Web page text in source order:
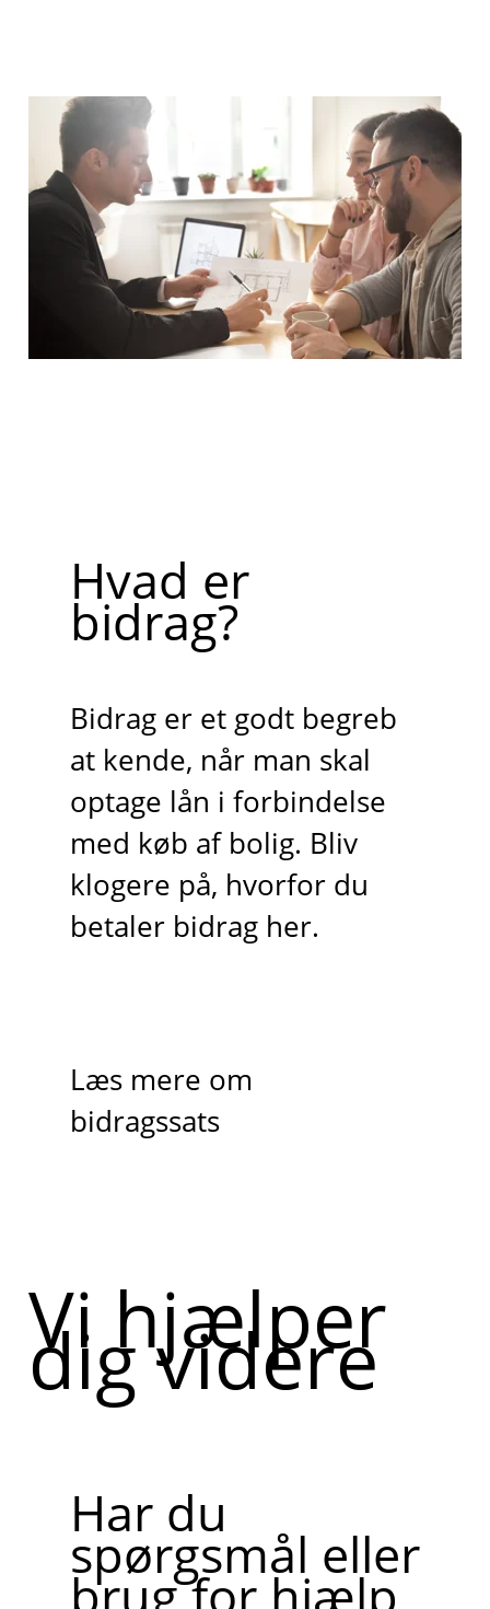
Hvad er
bidrag?
Bidrag er et godt begreb
at kende, når man skal
optage lån i forbindelse
med køb af bolig. Bliv
klogere på, hvorfor du
betaler bidrag her.
Læs mere om
bidragssats
Vi hjælper
dig videre
Har du
spørgsmål eller